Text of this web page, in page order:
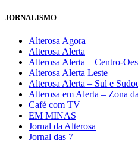
JORNALISMO
Alterosa Agora
Alterosa Alerta
Alterosa Alerta – Centro-
Alterosa Alerta Leste
Alterosa Alerta – Sul e
Alterosa em Alerta – Zona
Café com TV
EM MINAS
Jornal da Alterosa
Jornal das 7